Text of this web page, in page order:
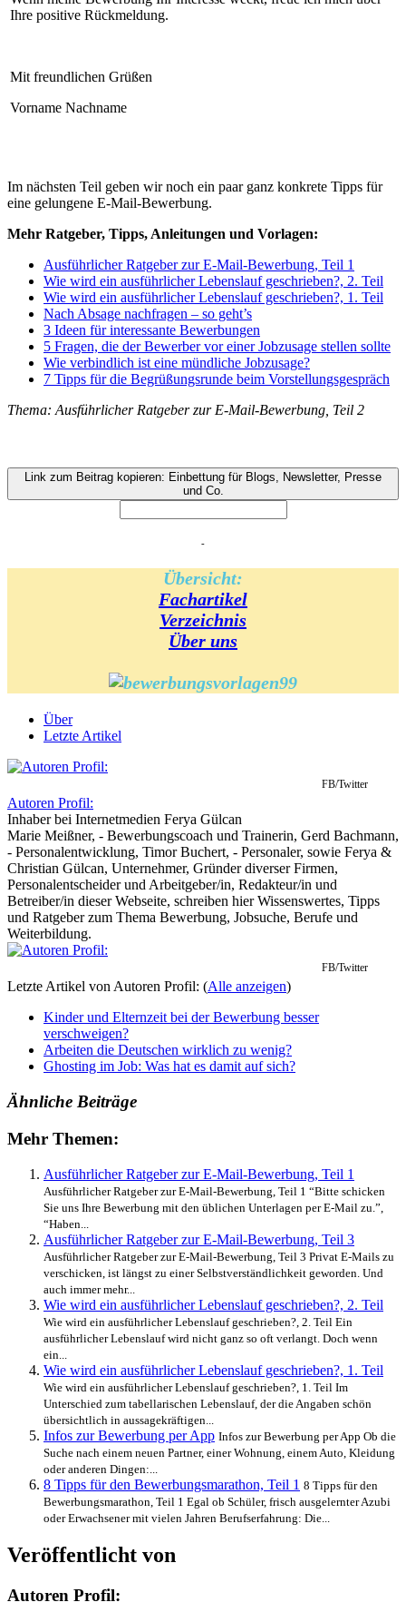
Ihre positive Rückmeldung.
Mit freundlichen Grüßen
Vorname Nachname
Im nächsten Teil geben wir noch ein paar ganz konkrete Tipps für
eine gelungene E-Mail-Bewerbung.
Mehr Ratgeber, Tipps, Anleitungen und Vorlagen:
Ausführlicher Ratgeber zur E-Mail-Bewerbung, Teil 1
Wie wird ein ausführlicher Lebenslauf geschrieben?, 2. Teil
Wie wird ein ausführlicher Lebenslauf geschrieben?, 1. Teil
Nach Absage nachfragen – so geht’s
3 Ideen für interessante Bewerbungen
5 Fragen, die der Bewerber vor einer Jobzusage stellen sollte
Wie verbindlich ist eine mündliche Jobzusage?
7 Tipps für die Begrüßungsrunde beim Vorstellungsgespräch
Thema: Ausführlicher Ratgeber zur E-Mail-Bewerbung, Teil 2
Link zum Beitrag kopieren: Einbettung für Blogs, Newsletter, Presse
und Co.
-
Übersicht:
Fachartikel
Verzeichnis
Über uns
Über
Letzte Artikel
FB/Twitter
Autoren Profil:
Inhaberbei Internetmedien Ferya Gülcan
Marie Meißner, - Bewerbungscoach und Trainerin, Gerd Bachmann,
- Personalentwicklung, Timor Buchert, - Personaler, sowie Ferya &
Christian Gülcan, Unternehmer, Gründer diverser Firmen,
Personalentscheider und Arbeitgeber/in, Redakteur/in und
Betreiber/in dieser Webseite, schreiben hier Wissenswertes, Tipps
und Ratgeber zum Thema Bewerbung, Jobsuche, Berufe und
Weiterbildung.
FB/Twitter
Letzte Artikel von Autoren Profil: (Alle anzeigen)
Kinder und Elternzeit bei der Bewerbung besser
verschweigen?
Arbeiten die Deutschen wirklich zu wenig?
Ghosting im Job: Was hat es damit auf sich?
Ähnliche Beiträge
Mehr Themen:
Ausführlicher Ratgeber zur E-Mail-Bewerbung, Teil 1
Ausführlicher Ratgeber zur E-Mail-Bewerbung, Teil 1 “Bitte schicken
Sie uns Ihre Bewerbung mit den üblichen Unterlagen per E-Mail zu.”,
“Haben...
Ausführlicher Ratgeber zur E-Mail-Bewerbung, Teil 3
Ausführlicher Ratgeber zur E-Mail-Bewerbung, Teil 3 Privat E-Mails zu
verschicken, ist längst zu einer Selbstverständlichkeit geworden. Und
auch immer mehr...
Wie wird ein ausführlicher Lebenslauf geschrieben?, 2. Teil
Wie wird ein ausführlicher Lebenslauf geschrieben?, 2. Teil Ein
ausführlicher Lebenslauf wird nicht ganz so oft verlangt. Doch wenn
ein...
Wie wird ein ausführlicher Lebenslauf geschrieben?, 1. Teil
Wie wird ein ausführlicher Lebenslauf geschrieben?, 1. Teil Im
Unterschied zum tabellarischen Lebenslauf, der die Angaben schön
übersichtlich in aussagekräftigen...
Infos zur Bewerbung per App Infos zur Bewerbung per App Ob die
Suche nach einem neuen Partner, einer Wohnung, einem Auto, Kleidung
oder anderen Dingen:...
8 Tipps für den Bewerbungsmarathon, Teil 1 8 Tipps für den
Bewerbungsmarathon, Teil 1 Egal ob Schüler, frisch ausgelernter Azubi
oder Erwachsener mit vielen Jahren Berufserfahrung: Die...
Veröffentlicht von
Autoren Profil: